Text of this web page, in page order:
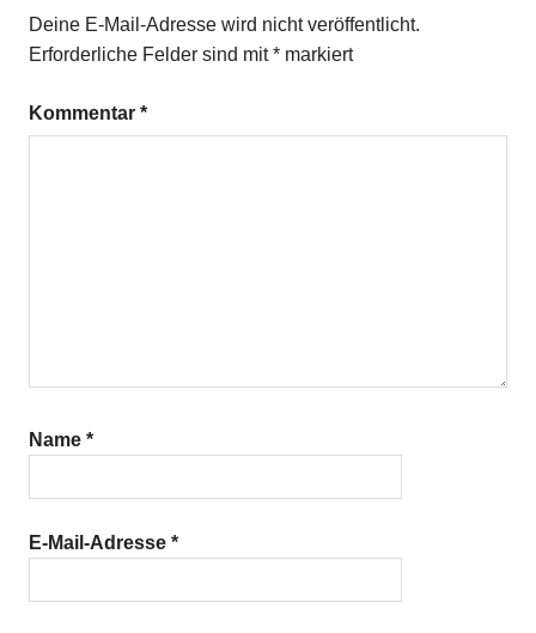
Deine E-Mail-Adresse wird nicht veröffentlicht.
Erforderliche Felder sind mit* markiert
Kommentar *
Name *
E-Mail-Adresse *